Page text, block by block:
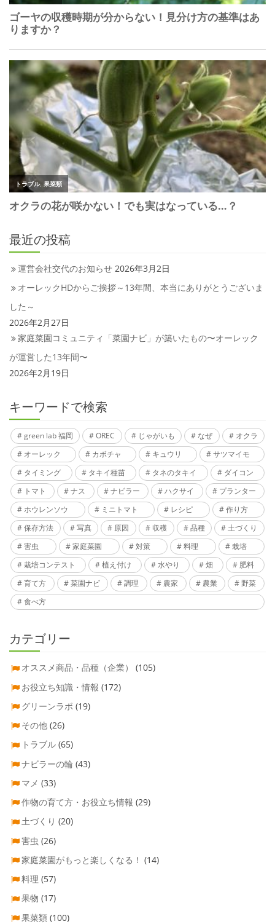
最近の投稿
運営会社交代のお知らせ 2026年3月2日
オーレックHDからご挨拶～13年間、本当にありがとうございま
した～
2026年2月27日
家庭菜園コミュニティ「菜園ナビ」が築いたもの〜オーレック
が運営した13年間〜
2026年2月19日
キーワードで検索
green lab 福岡 OREC じゃがいも なぜ
オクラ
オーレック
カボチャ キュウリ
サツマイモ
タイミング
タキイ種苗 タネのタキイ
ダイコン
トマト
ナス ナビラー ハクサイ
プランター
ホウレンソウ
ミニトマト レシピ
作り方
保存方法
写真 原因 収穫 品種
土づくり
害虫
家庭菜園 対策 料理
栽培
栽培コンテスト
植え付け 水やり 畑
肥料
育て方
菜園ナビ 調理 農家 農業
野菜
食べ方
カテゴリー
オススメ商品・品種（企業）
(105)
お役立ち知識・情報 (172)
グリーンラボ (19)
その他 (26)
トラブル (65)
ナビラーの輪 (43)
マメ (33)
作物の育て方・お役立ち情報 (29)
土づくり (20)
害虫 (26)
家庭菜園がもっと楽しくなる！ (14)
料理 (57)
果物 (17)
果菜類 (100)